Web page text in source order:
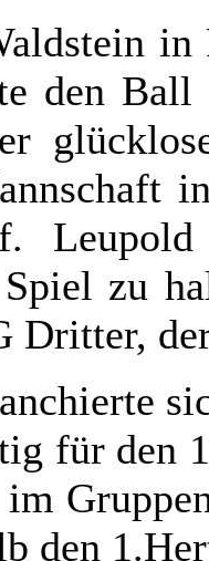
den
zu
Dritter,
für den
den